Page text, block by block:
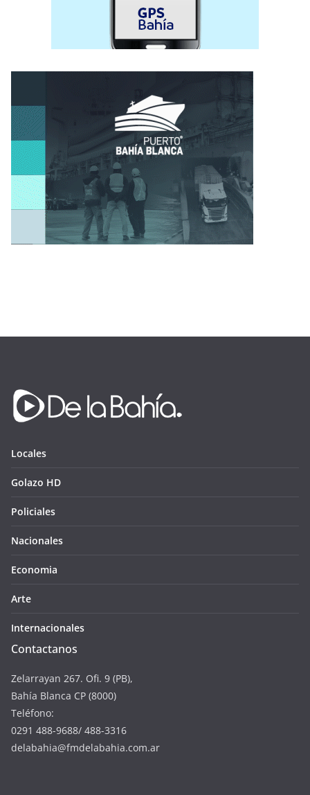
Locales
Golazo HD
Policiales
Nacionales
Economia
Arte
Internacionales
Contactanos
Zelarrayan 267. Ofi. 9 (PB),
Bahía Blanca CP (8000)
Teléfono:
0291 488-9688/ 488-3316
delabahia@fmdelabahia.com.ar